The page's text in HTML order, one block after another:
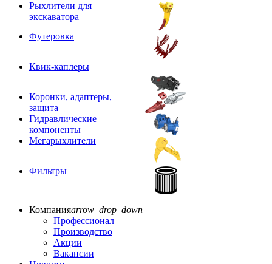
Рыхлители для
экскаватора
Футеровка
Квик-каплеры
Коронки, адаптеры,
защита
Гидравлические
компоненты
Мегарыхлители
Фильтры
Компанияarrow_drop_down
Профессионал
Производство
Акции
Вакансии